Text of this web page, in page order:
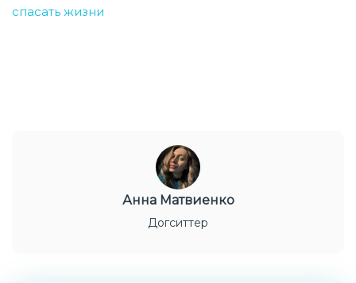
спасать жизни
Анна Матвиенко
Догситтер